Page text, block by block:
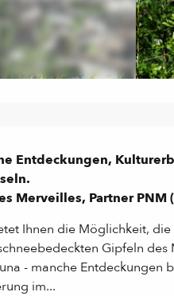
Entdeckungen,
Merveilles, Partner
Ihnen die Möglichkeit,
Gipfeln
- manche
im...